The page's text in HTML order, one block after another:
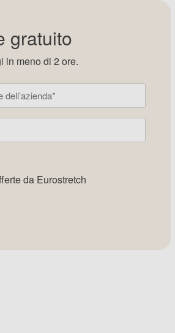
gratuito
in meno di 2 ore.
da Eurostretch